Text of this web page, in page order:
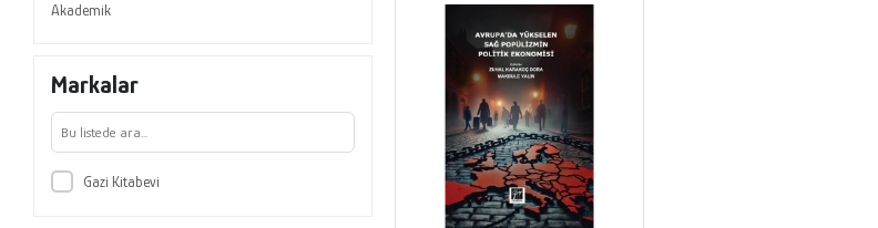
Akademik
Markalar
Gazi Kitabevi